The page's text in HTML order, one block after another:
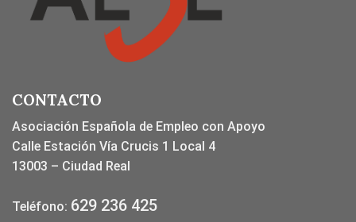
CONTACTO
Asociación Española de Empleo con Apoyo
Calle Estación Vía Crucis 1 Local 4
13003 – Ciudad Real
Teléfono: 629 236 425